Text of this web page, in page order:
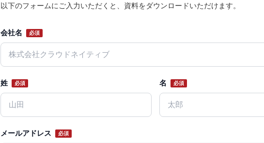
以下のフォームにご入力いただくと、資料をダウンロードいただけます。
Website
会社名 必須
姓 必須 名 必須
メールアドレス 必須